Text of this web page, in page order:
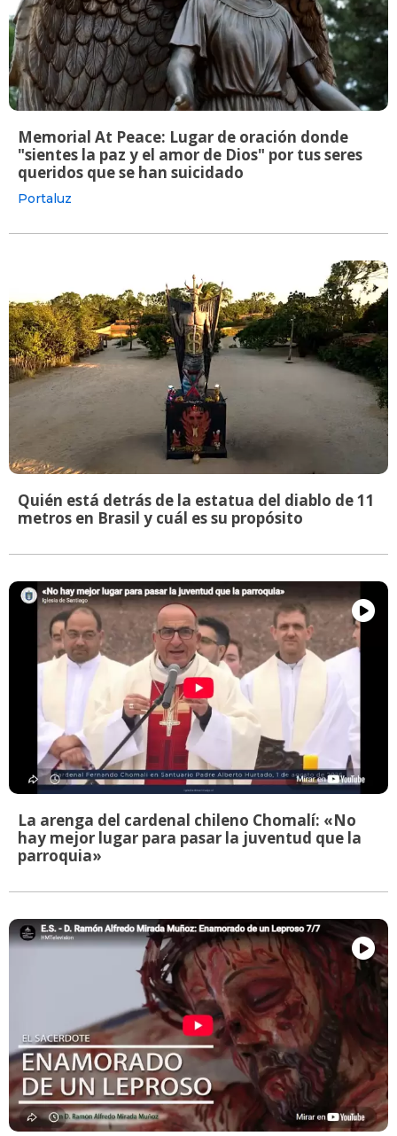
Memorial At Peace: Lugar de oración donde
"sientes la paz y el amor de Dios" por tus seres
queridos que se han suicidado
Portaluz
Quién está detrás de la estatua del diablo de 11
metros en Brasil y cuál es su propósito
La arenga del cardenal chileno Chomalí: «No
hay mejor lugar para pasar la juventud que la
parroquia»